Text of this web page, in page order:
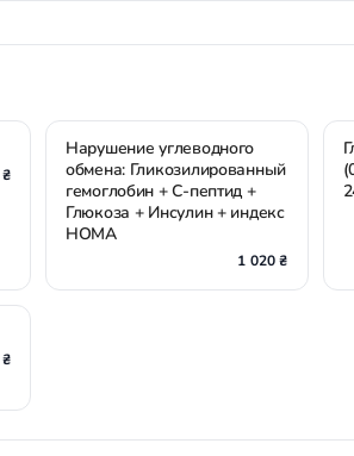
Нарушение углеводного
обмена: Гликозилированный
гемоглобин + С-пептид +
Глюкоза + Инсулин + индекс
НОМА
1 020 ₴